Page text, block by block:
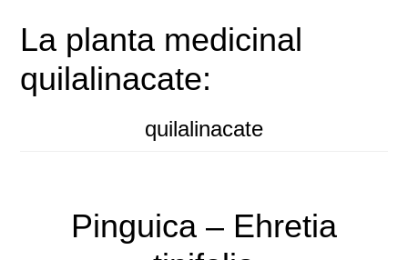
La planta medicinal
quilalinacate:
quilalinacate
Pinguica – Ehretia